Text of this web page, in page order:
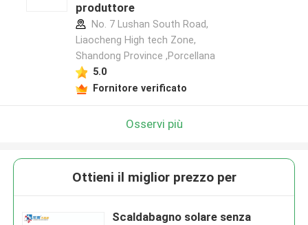
produttore
No. 7 Lushan South Road,
Liaocheng High tech Zone,
Shandong Province ,Porcellana
5.0
Fornitore verificato
Osservi più
Ottieni il miglior prezzo per
Scaldabagno solare senza